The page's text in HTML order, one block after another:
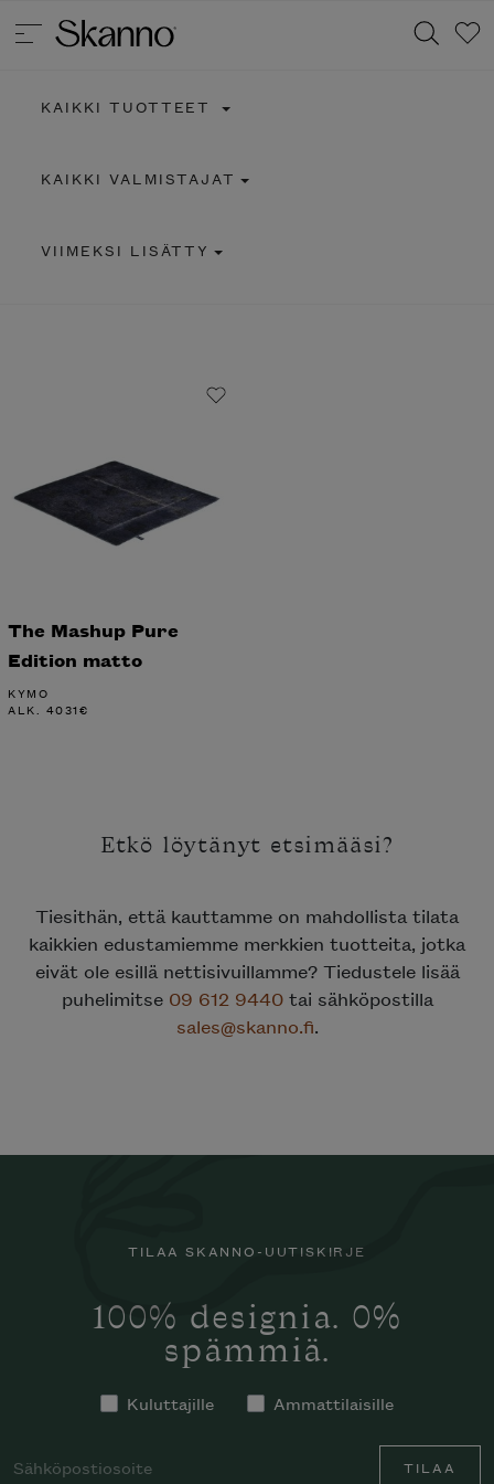
KAIKKI TUOTTEET
KAIKKI VALMISTAJAT
VIIMEKSI LISÄTTY
The Mashup Pure
Edition matto
KYMO
ALK. 4031€
Etkö löytänyt etsimääsi?
Tiesithän, että kauttamme on mahdollista tilata
kaikkien edustamiemme merkkien tuotteita, jotka
eivät ole esillä nettisivuillamme? Tiedustele lisää
puhelimitse 09 612 9440tai sähköpostilla
sales@skanno.fi.
TILAA SKANNO-UUTISKIRJE
100% designia. 0%
spämmiä.
Kuluttajille Ammattilaisille
TILAA